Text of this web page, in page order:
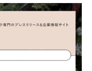
KANAGAWA
Czech Republic